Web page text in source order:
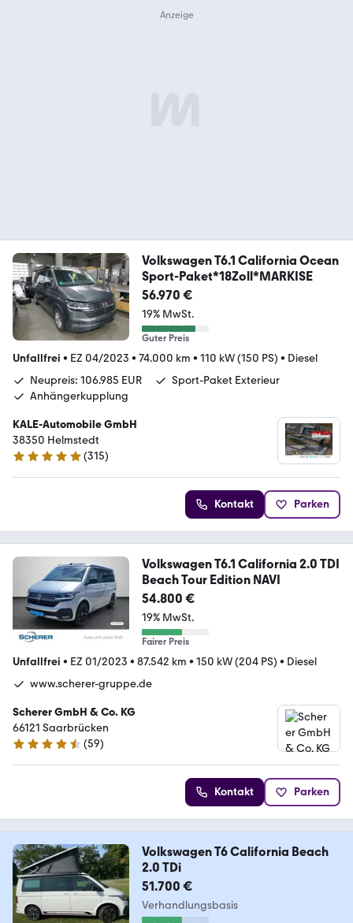
Volkswagen T6.1 California Ocean
Sport-Paket*18Zoll*MARKISE
56.970 €
19% MwSt.
Guter Preis
Unfallfrei • EZ 04/2023 • 74.000 km • 110 kW (150 PS) • Diesel
Neupreis: 106.985 EUR
Sport-Paket Exterieur
Anhängerkupplung
KALE-Automobile GmbH
38350 Helmstedt
4.8 Sterne
(315)
Kontakt Parken
Volkswagen T6.1 California 2.0 TDI
Beach Tour Edition NAVI
54.800 €
19% MwSt.
Fairer Preis
Unfallfrei • EZ 01/2023 • 87.542 km • 150 kW (204 PS) • Diesel
www.scherer-gruppe.de
Scherer GmbH & Co. KG
66121 Saarbrücken
4.3 Sterne
(59)
Kontakt Parken
Volkswagen T6 California Beach
2.0 TDi
51.700 €
Verhandlungsbasis